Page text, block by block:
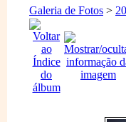
Galeria de Fotos >